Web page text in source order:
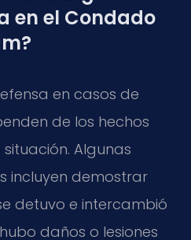
en el Condado
en casos de
de los hechos
Algunas
incluyen demostrar
detuvo e intercambió
daños o lesiones